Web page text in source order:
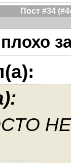
Пост #34